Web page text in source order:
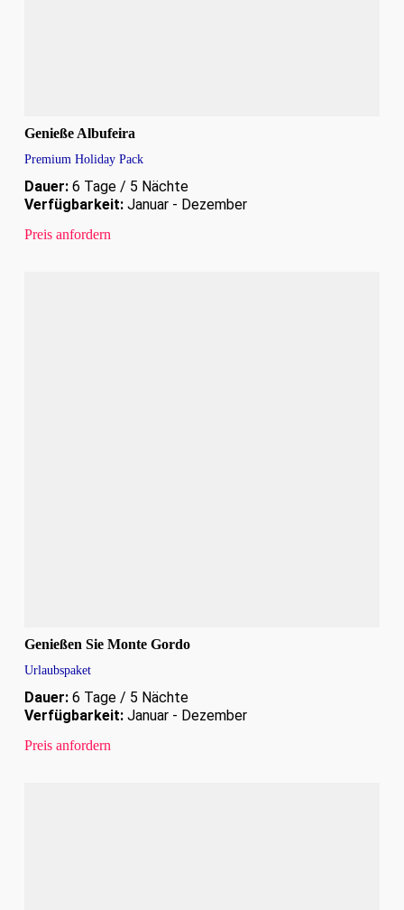
Genieße Albufeira
Premium Holiday Pack
Dauer:6 Tage / 5 Nächte
Verfügbarkeit:Januar - Dezember
Preis anfordern
Genießen Sie Monte Gordo
Urlaubspaket
Dauer:6 Tage / 5 Nächte
Verfügbarkeit:Januar - Dezember
Preis anfordern